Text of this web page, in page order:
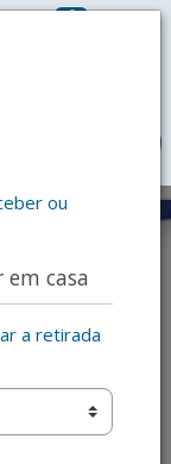
0
ou
em casa
a retirada